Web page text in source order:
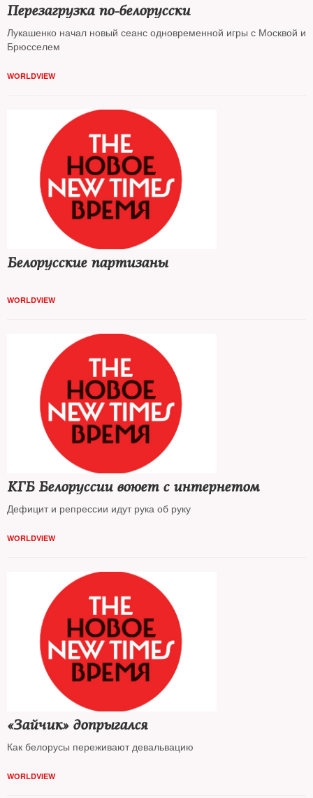
Перезагрузка по-белорусски
Лукашенко начал новый сеанс одновременной игры с Москвой и
Брюсселем
WORLDVIEW
Белорусские партизаны
WORLDVIEW
КГБ Белоруссии воюет с интернетом
Дефицит и репрессии идут рука об руку
WORLDVIEW
«Зайчик» допрыгался
Как белорусы переживают девальвацию
WORLDVIEW